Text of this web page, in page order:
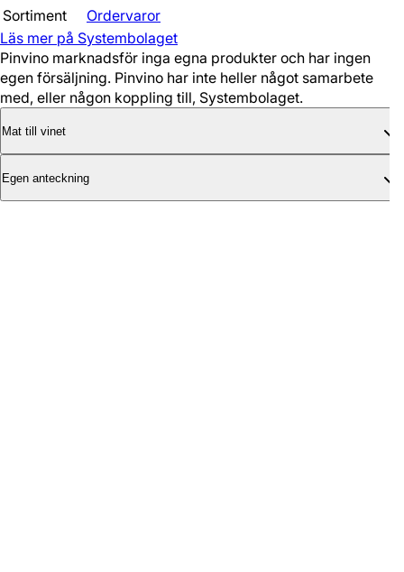
Sortiment
Ordervaror
Läs mer på Systembolaget
Pinvino marknadsför inga egna produkter och har ingen
egen försäljning. Pinvino har inte heller något samarbete
med, eller någon koppling till, Systembolaget.
Mat till vinet
Egen anteckning